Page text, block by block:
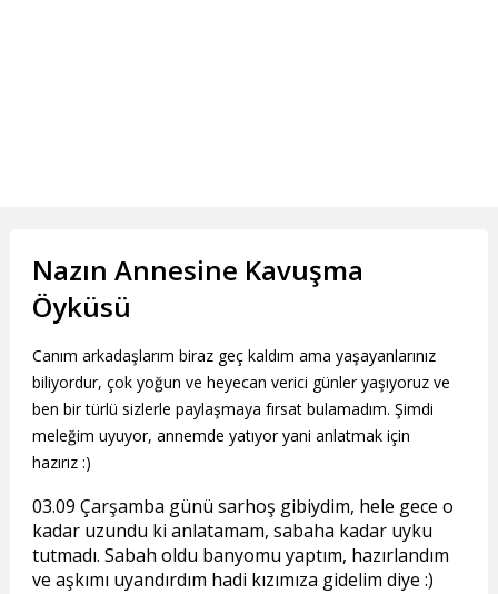
Nazın Annesine Kavuşma
Öyküsü
Canım arkadaşlarım biraz geç kaldım ama yaşayanlarınız
biliyordur, çok yoğun ve heyecan verici günler yaşıyoruz ve
ben bir türlü sizlerle paylaşmaya fırsat bulamadım. Şimdi
meleğim uyuyor, annemde yatıyor yani anlatmak için
hazırız :)
03.09 Çarşamba günü sarhoş gibiydim, hele gece o
kadar uzundu ki anlatamam, sabaha kadar uyku
tutmadı. Sabah oldu banyomu yaptım, hazırlandım
ve aşkımı uyandırdım hadi kızımıza gidelim diye :)